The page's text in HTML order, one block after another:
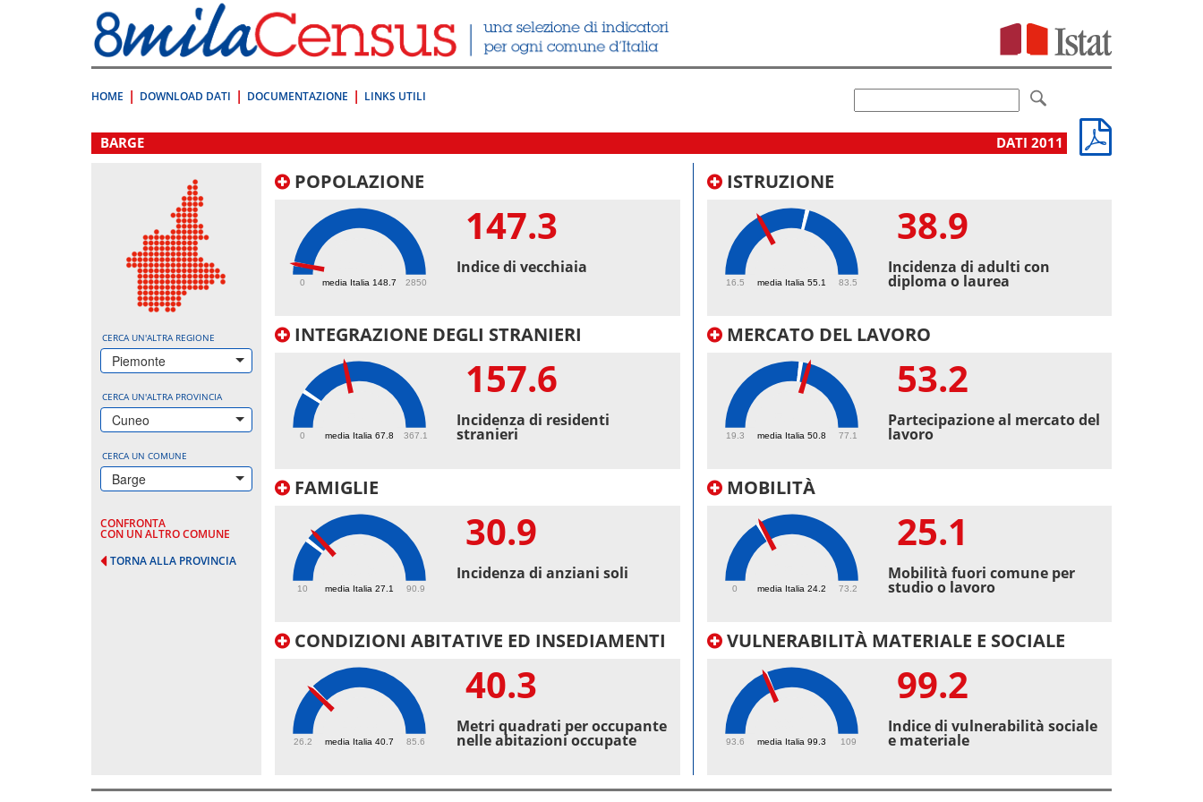
direttamente
a:
Contenuto
HOME DOWNLOAD DATI DOCUMENTAZIONE LINKS UTILI
.
BARGE DATI 2011
CERCA UN'ALTRA REGIONE
Piemonte
CERCA UN'ALTRA PROVINCIA
Cuneo
CERCA UN COMUNE
Barge
CONFRONTA
CON UN ALTRO COMUNE
TORNA ALLA PROVINCIA
POPOLAZIONE
media Italia 148.7
0 2850
147.3
Indice di vecchiaia
INTEGRAZIONE DEGLI STRANIERI
media Italia 67.8
0 367.1
157.6
Incidenza di residenti
stranieri
FAMIGLIE
media Italia 27.1
10 90.9
30.9
Incidenza di anziani soli
CONDIZIONI ABITATIVE ED INSEDIAMENTI
media Italia 40.7
26.2 85.6
40.3
Metri quadrati per occupante
nelle abitazioni occupate
ISTRUZIONE
media Italia 55.1
16.5 83.5
38.9
Incidenza di adulti con
diploma o laurea
MERCATO DEL LAVORO
media Italia 50.8
19.3 77.1
53.2
Partecipazione al mercato del
lavoro
MOBILITÀ
media Italia 24.2
0 73.2
25.1
Mobilità fuori comune per
studio o lavoro
VULNERABILITÀ MATERIALE E SOCIALE
media Italia 99.3
93.6 109
99.2
Indice di vulnerabilità sociale
e materiale